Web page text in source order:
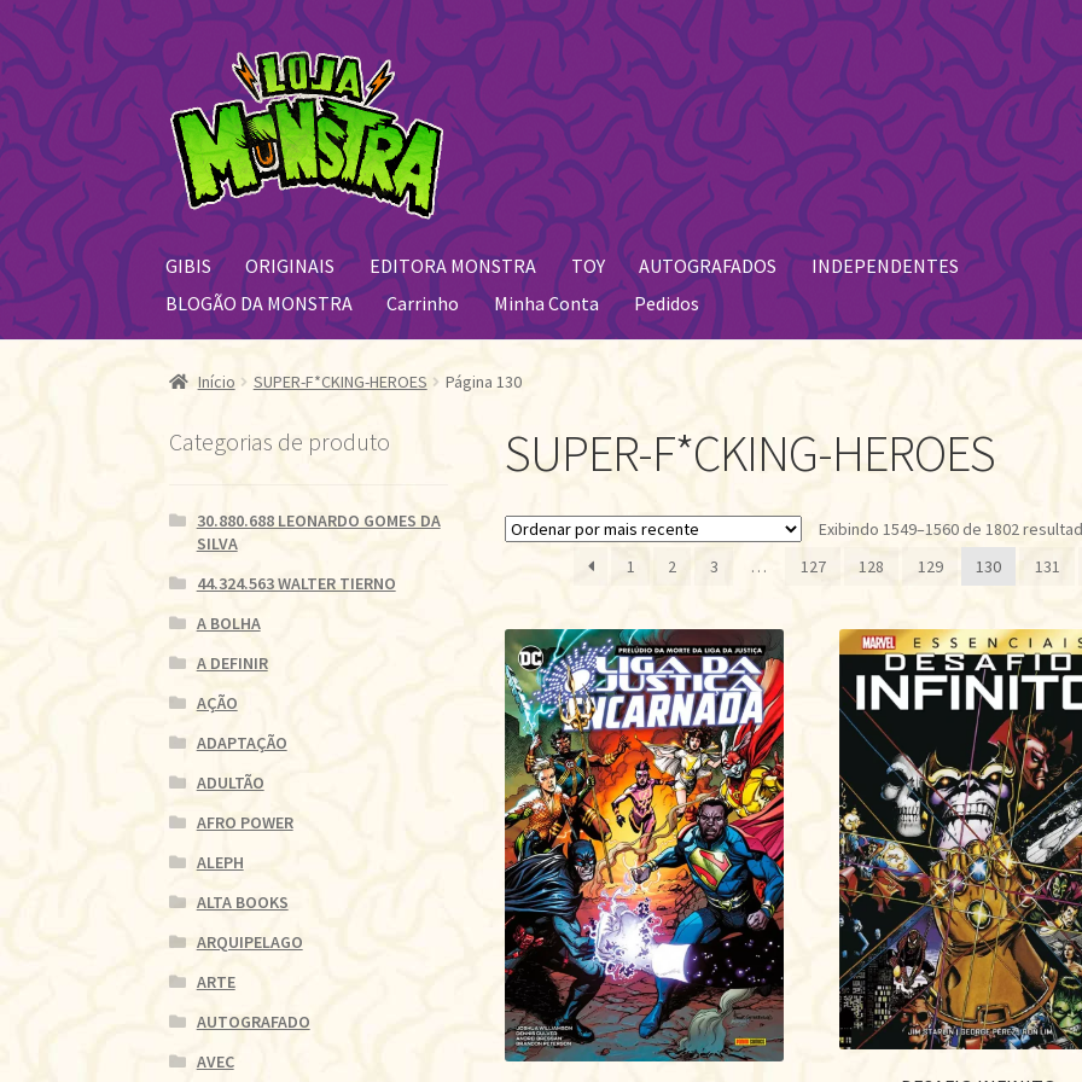
Pular
para
navegação
Pular
para
o
conteúdo
GIBIS ORIGINAIS EDITORA MONSTRA TOY AUTOGRAFADOS
INDEPENDENTES
BLOGÃO DA MONSTRA
Carrinho Minha Conta Pedidos
Início SUPER-F*CKING-HEROES Página 130
SUPER-F*CKING-HEROES
Exibindo 1549–1560 de 1802
1 2 3 … 127 128 129 130 131
Categorias de produto
30.880.688 LEONARDO GOMES DA
SILVA
44.324.563 WALTER TIERNO
A BOLHA
A DEFINIR
AÇÃO
ADAPTAÇÃO
ADULTÃO
AFRO POWER
ALEPH
ALTA BOOKS
ARQUIPELAGO
ARTE
AUTOGRAFADO
AVEC